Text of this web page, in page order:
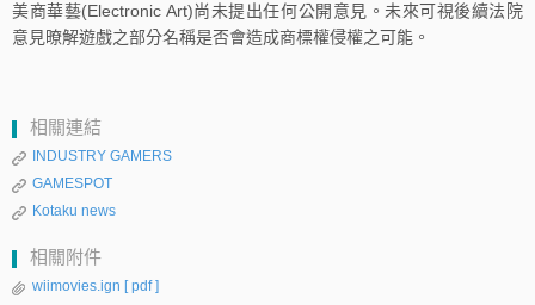
美商華藝(Electronic Art)尚未提出任何公開意見。未來可視後續法院
意見暸解遊戲之部分名稱是否會造成商標權侵權之可能。
相關連結
INDUSTRY GAMERS
GAMESPOT
Kotaku news
相關附件
wiimovies.ign [ pdf ]